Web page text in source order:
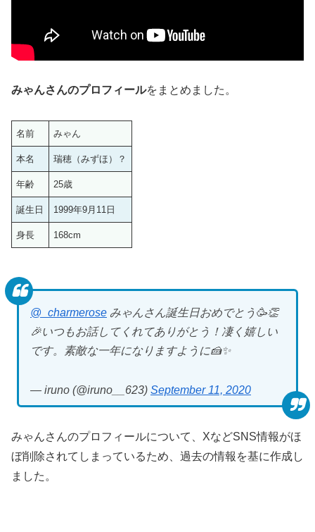
みゃんさんのプロフィールをまとめました。
名前 みゃん
本名 瑞穂（みずほ）？
年齢 25歳
誕生日 1999年9月11日
身長 168cm
@_charmerose みゃんさん誕生日おめでとう🥳👏
🎉いつもお話してくれてありがとう！凄く嬉しい
です。素敵な一年になりますように🍰✨
— iruno (@iruno__623) September 11, 2020
みゃんさんのプロフィールについて、XなどSNS情報がほ
ぼ削除されてしまっているため、過去の情報を基に作成し
ました。